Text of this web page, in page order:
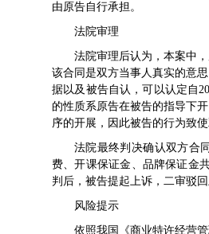
由原告自行承担。
法院审理
法院审理后认为，本案中
该合同是双方当事人真实的意
据以及被告自认，可以认定自
的性质系原告在被告的指导下
序的开展，因此被告的行为致
法院最终判决确认双方合
费、开课保证金、品牌保证金
判后，被告提起上诉，二审驳回
风险提示
依照我国《商业特许经营